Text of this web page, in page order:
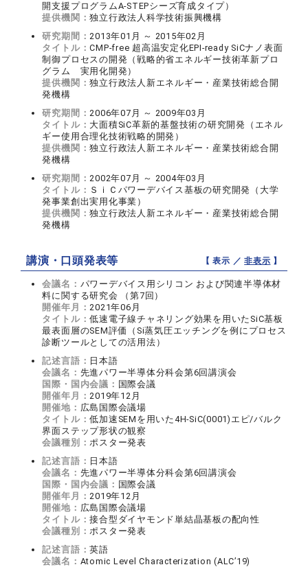
開支援プログラムA-STEPシーズ育成タイプ）
提供機関：独立行政法人科学技術振興機構
研究期間：2013年01月 ～ 2015年02月
タイトル：CMP-free 超高温安定化EPI-ready SiCナノ表面
制御プロセスの開発（戦略的省エネルギー技術革新プロ
グラム 実用化開発）
提供機関：独立行政法人新エネルギー・産業技術総合開
発機構
研究期間：2006年07月 ～ 2009年03月
タイトル： 大面積SiC革新的基盤技術の研究開発（エネル
ギー使用合理化技術戦略的開発）
提供機関：独立行政法人新エネルギー・産業技術総合開
発機構
研究期間：2002年07月 ～ 2004年03月
タイトル： ＳｉＣパワーデバイス基板の研究開発（大学
発事業創出実用化事業）
提供機関：独立行政法人新エネルギー・産業技術総合開
発機構
講演・口頭発表等 【 表示 ／非表示 】
会議名： パワーデバイス用シリコン および関連半導体材
料に関する研究会 （第7回）
開催年月：2021年06月
タイトル：低速電子線チャネリング効果を用いたSiC基板
最表面層のSEM評価（Si蒸気圧エッチングを例にプロセス
診断ツールとしての活用法）
記述言語： 日本語
会議名： 先進パワー半導体分科会第6回講演会
国際・国内会議： 国際会議
開催年月：2019年12月
開催地： 広島国際会議場
タイトル：低加速SEMを用いた4H-SiC(0001)エピ/バルク
界面ステップ形状の観察
会議種別：ポスター発表
記述言語： 日本語
会議名： 先進パワー半導体分科会第6回講演会
国際・国内会議： 国際会議
開催年月：2019年12月
開催地： 広島国際会議場
タイトル：接合型ダイヤモンド単結晶基板の配向性
会議種別：ポスター発表
記述言語：英語
会議名： Atomic Level Characterization (ALC’19)